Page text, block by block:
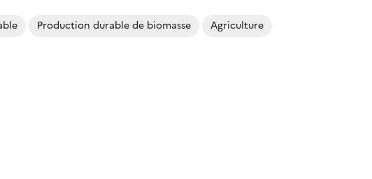
Production durable de biomasse
Agriculture